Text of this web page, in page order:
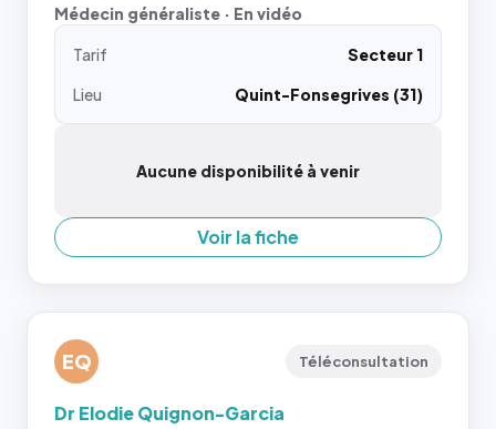
Médecin généraliste · En vidéo
Tarif
Secteur 1
Lieu
Quint-Fonsegrives (31)
Aucune disponibilité à venir
Voir la fiche
EQ Téléconsultation
Dr Elodie Quignon-Garcia